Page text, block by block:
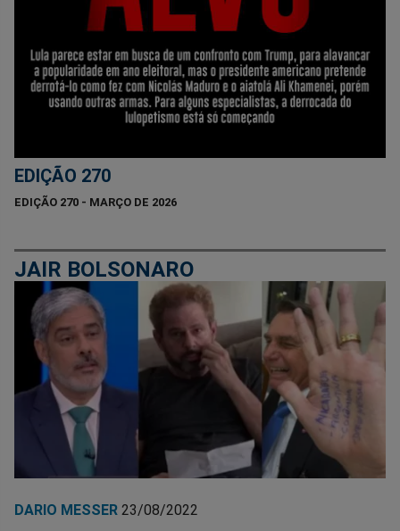
EDIÇÃO 270
EDIÇÃO 270 - MARÇO DE 2026
JAIR BOLSONARO
DARIO MESSER 23/08/2022